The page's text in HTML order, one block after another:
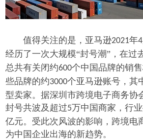
值得关注的是， 亚马逊2021年4
经历了一次大规模“封号潮”，在过
总共有关闭约600个中国品牌的销
些品牌的约3000个亚马逊账号，其
型卖家。据深圳市跨境电子商务协
封号共波及超过5万中国商家，行
亿元。 受此次风波的影响， 跨境电
为中国企业出海的新趋势。